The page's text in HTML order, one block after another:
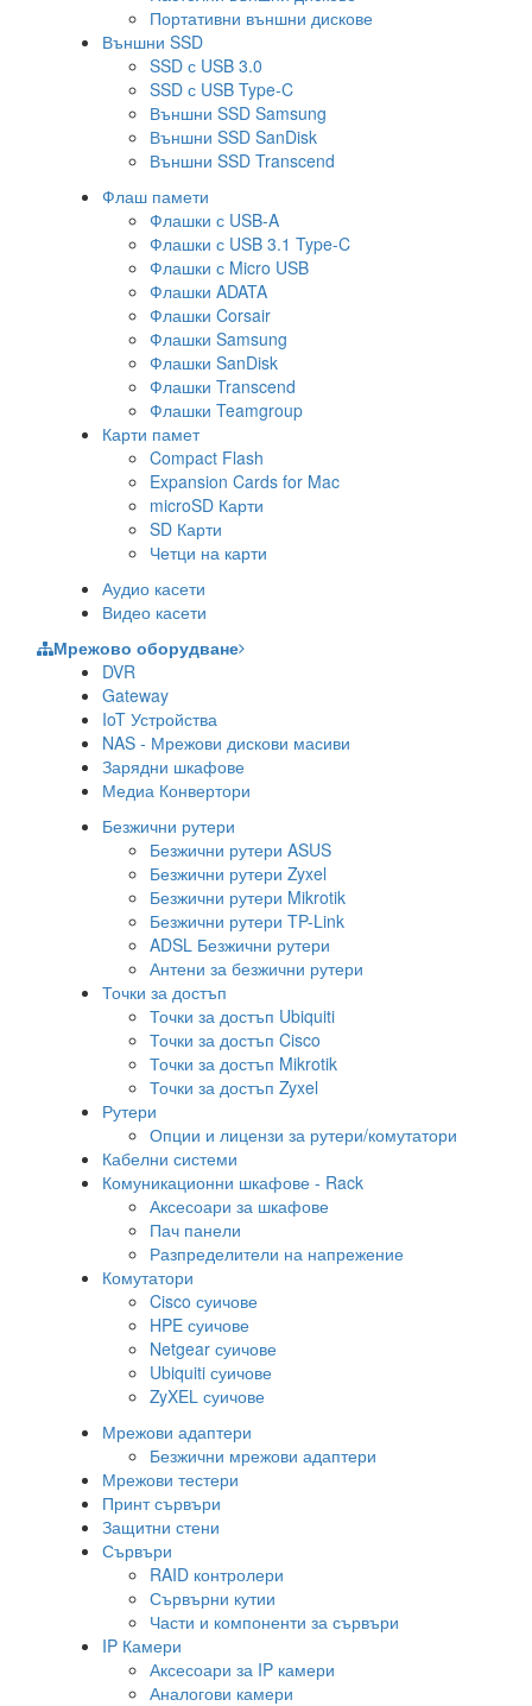
Портативни външни дискове
Външни SSD
SSD с USB 3.0
SSD с USB Type-C
Външни SSD Samsung
Външни SSD SanDisk
Външни SSD Transcend
Флаш памети
Флашки с USB-A
Флашки с USB 3.1 Type-C
Флашки с Micro USB
Флашки ADATA
Флашки Corsair
Флашки Samsung
Флашки SanDisk
Флашки Transcend
Флашки Teamgroup
Карти памет
Compact Flash
Expansion Cards for Mac
microSD Карти
SD Карти
Четци на карти
Аудио касети
Видео касети
Мрежово оборудване
DVR
Gateway
IoT Устройства
NAS - Мрежови дискови масиви
Зарядни шкафове
Медиа Конвертори
Безжични рутери
Безжични рутери ASUS
Безжични рутери Zyxel
Безжични рутери Mikrotik
Безжични рутери TP-Link
ADSL Безжични рутери
Антени за безжични рутери
Точки за достъп
Точки за достъп Ubiquiti
Точки за достъп Cisco
Точки за достъп Mikrotik
Точки за достъп Zyxel
Рутери
Опции и лицензи за рутери/комутатори
Кабелни системи
Комуникационни шкафове - Rack
Аксесоари за шкафове
Пач панели
Разпределители на напрежение
Комутатори
Cisco суичове
HPE суичове
Netgear суичове
Ubiquiti суичове
ZyXEL суичове
Мрежови адаптери
Безжични мрежови адаптери
Мрежови тестери
Принт сървъри
Защитни стени
Сървъри
RAID контролери
Сървърни кутии
Части и компоненти за сървъри
IP Камери
Аксесоари за IP камери
Аналогови камери